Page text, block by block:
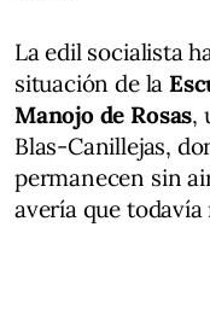
La edil socialista
situación de la
Manojo de Rosas,
Blas-Canillejas,
permanecen sin
avería que